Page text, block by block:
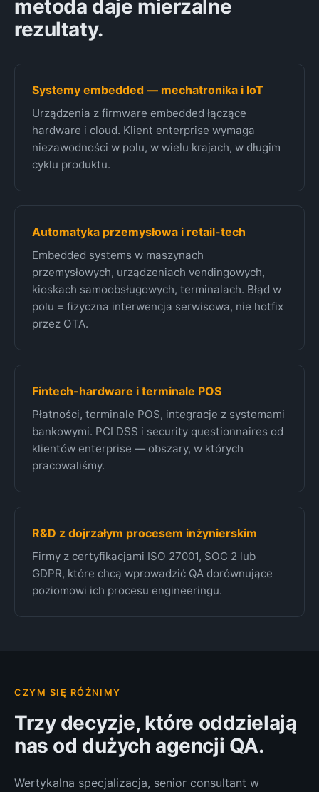
metoda daje mierzalne
rezultaty.
Systemy embedded — mechatronika i IoT
Urządzenia z firmware embedded łączące
hardware i cloud. Klient enterprise wymaga
niezawodności w polu, w wielu krajach, w długim
cyklu produktu.
Automatyka przemysłowa i retail-tech
Embedded systems w maszynach
przemysłowych, urządzeniach vendingowych,
kioskach samoobsługowych, terminalach. Błąd w
polu = fizyczna interwencja serwisowa, nie hotfix
przez OTA.
Fintech-hardware i terminale POS
Płatności, terminale POS, integracje z systemami
bankowymi. PCI DSS i security questionnaires od
klientów enterprise — obszary, w których
pracowaliśmy.
R&D z dojrzałym procesem inżynierskim
Firmy z certyfikacjami ISO 27001, SOC 2 lub
GDPR, które chcą wprowadzić QA dorównujące
poziomowi ich procesu engineeringu.
CZYM SIĘ RÓŻNIMY
Trzy decyzje, które oddzielają
nas od dużych agencji QA.
Wertykalna specjalizacja, senior consultant w